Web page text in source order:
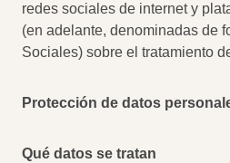
redes sociales de internet y
(en adelante, denominadas de
Sociales) sobre el tratamiento
Protección de datos
Qué datos se tratan